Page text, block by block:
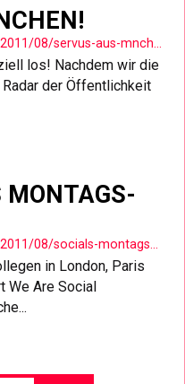
https://wearesocial.com/de/blog/2011/08/servus-aus-mnchen/
los! Nachdem wir die
der Öffentlichkeit
MONTAGS-
https://wearesocial.com/de/blog/2011/08/socials-montagsmashup-1/
in London, Paris
We Are Social